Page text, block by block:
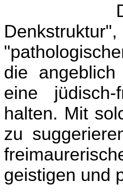
die
eine jüdisch-
halten. Mit
zu
geistigen und